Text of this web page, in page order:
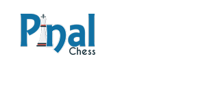
contenido